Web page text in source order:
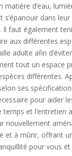
matière d’eau,
s’épanouir dans
Il faut également
aux différentes
adulte afin
tout un espace
différentes.
ses
pour aider
temps et l’entretien
nouvellement
et à mûrir, offrant
pour vous et